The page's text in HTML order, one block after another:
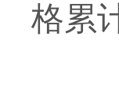
格累